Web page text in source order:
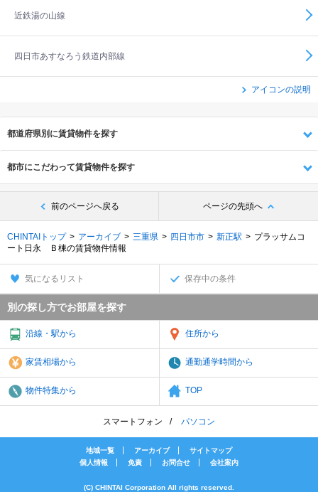
近鉄湯の山線
四日市あすなろう鉄道内部線
アイコンの説明
都道府県別に賃貸物件を探す
都市にこだわって賃貸物件を探す
前のページへ戻る ページの先頭へ
CHINTAIトップ アーカイブ 三重県 四日市市 新正駅
プラッサムコ
ート日永 Ｂ棟の賃貸物件情報
気になるリスト 保存中の条件
別の探し方でお部屋を探す
沿線・駅から 住所から
家賃相場から 通勤通学時間から
物件特集から TOP
スマートフォン パソコン
地域一覧 アーカイブ
サイトマップ
個人情報
免責 お問合せ 会社案内
(C) CHINTAI Corporation All rights reserved.